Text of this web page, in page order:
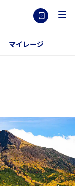
マイレージ